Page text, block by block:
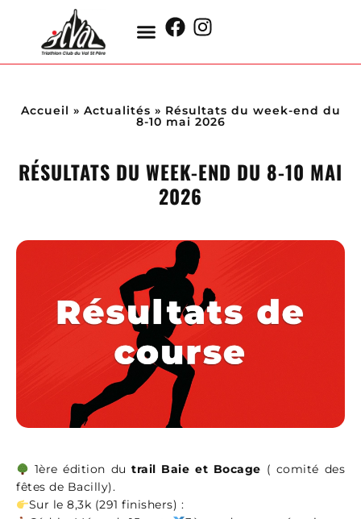
Accueil » Actualités » Résultats du week-end du
8-10 mai 2026
RÉSULTATS DU WEEK-END DU 8-10 MAI
2026
1ère édition dutrail Baie et Bocage ( comité des
fêtes de Bacilly).
Sur le 8,3k (291 finishers) :